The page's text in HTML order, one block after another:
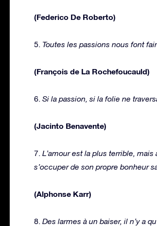
(Federico De Roberto)
5. Toutes les passions nous font
(François de La Rochefoucauld)
6. Si la passion, si la folie ne
(Jacinto Benavente)
7. L’amour est la plus terrible,
s’occuper de son propre bonheur
(Alphonse Karr)
8. Des larmes à un baiser, il n’y a